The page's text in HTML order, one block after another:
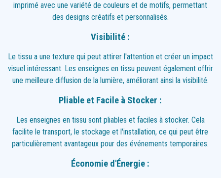
imprimé avec une variété de couleurs et de motifs, permettant
des designs créatifs et personnalisés.
Visibilité :
Le tissu a une texture qui peut attirer l'attention et créer un impact
visuel intéressant. Les enseignes en tissu peuvent également offrir
une meilleure diffusion de la lumière, améliorant ainsi la visibilité.
Pliable et Facile à Stocker :
Les enseignes en tissu sont pliables et faciles à stocker. Cela
facilite le transport, le stockage et l'installation, ce qui peut être
particulièrement avantageux pour des événements temporaires.
Économie d'Énergie :